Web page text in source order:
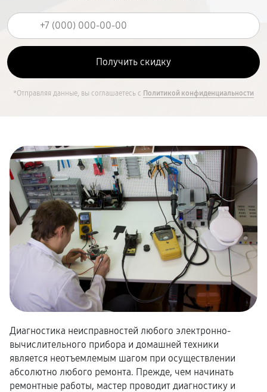
*Отправляя данные, вы соглашаетесь с Политикой конфиденциальности
Диагностика неисправностей любого электронно-
вычислительного прибора и домашней техники
является неотъемлемым шагом при осуществлении
абсолютно любого ремонта. Прежде, чем начинать
ремонтные работы, мастер проводит диагностику и